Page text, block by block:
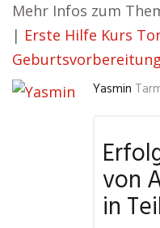
Mehr Infos zum
| Erste Hilfe Kurs
Yasmin
von
in